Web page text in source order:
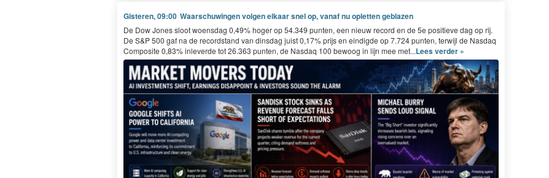
Gisteren, 09:00 Waarschuwingen volgen elkaar snel op, vanaf nu opletten geblazen
De Dow Jones sloot woensdag 0,49% hoger op 54.349 punten, een nieuw record en de 5e positieve dag op rij.
De S&P 500 gaf na de recordstand van dinsdag juist 0,17% prijs en eindigde op 7.724 punten, terwijl de Nasdaq
Composite 0,83% inleverde tot 26.363 punten, de Nasdaq 100 bewoog in lijn mee met...Lees verder »